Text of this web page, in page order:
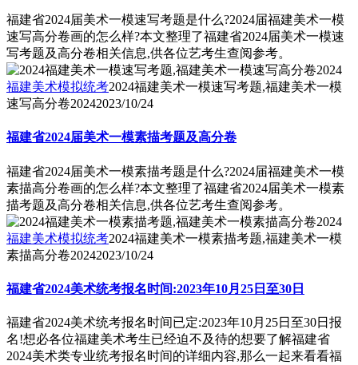
福建省2024届美术一模速写考题是什么?2024届福建美术一模
速写高分卷画的怎么样?本文整理了福建省2024届美术一模速
写考题及高分卷相关信息,供各位艺考生查阅参考。
福建美术模拟统考2024福建美术一模速写考题,福建美术一模
速写高分卷20242023/10/24
福建省2024届美术一模素描考题及高分卷
福建省2024届美术一模素描考题是什么?2024届福建美术一模
素描高分卷画的怎么样?本文整理了福建省2024届美术一模素
描考题及高分卷相关信息,供各位艺考生查阅参考。
福建美术模拟统考2024福建美术一模素描考题,福建美术一模
素描高分卷20242023/10/24
福建省2024美术统考报名时间:2023年10月25日至30日
福建省2024美术统考报名时间已定:2023年10月25日至30日报
名!想必各位福建美术考生已经迫不及待的想要了解福建省
2024美术类专业统考报名时间的详细内容,那么一起来看看福